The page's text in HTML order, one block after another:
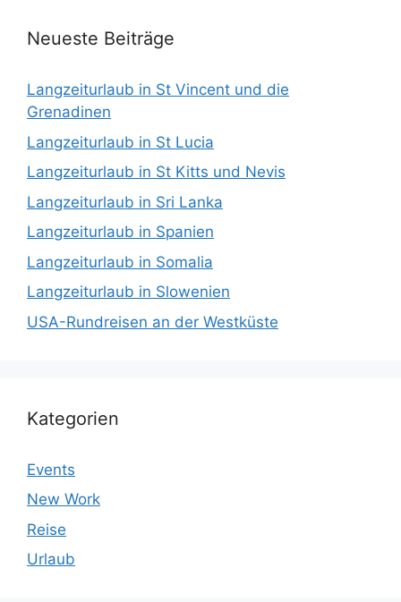
Neueste Beiträge
Langzeiturlaub in St Vincent und die
Grenadinen
Langzeiturlaub in St Lucia
Langzeiturlaub in St Kitts und Nevis
Langzeiturlaub in Sri Lanka
Langzeiturlaub in Spanien
Langzeiturlaub in Somalia
Langzeiturlaub in Slowenien
USA-Rundreisen an der Westküste
Kategorien
Events
New Work
Reise
Urlaub